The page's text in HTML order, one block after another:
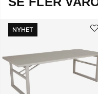
NYHET